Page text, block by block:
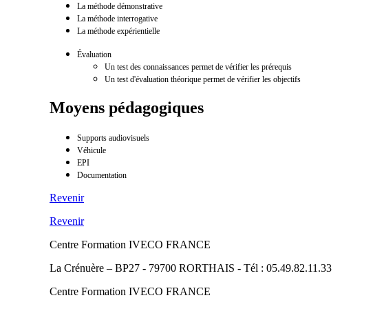
La méthode démonstrative
La méthode interrogative
La méthode expérientielle
Évaluation
Un test des connaissances permet de vérifier les prérequis
Un test d'évaluation théorique permet de vérifier les objectifs
Moyens pédagogiques
Supports audiovisuels
Véhicule
EPI
Documentation
Revenir
Revenir
Centre Formation IVECO FRANCE
La Crénuère – BP27 - 79700 RORTHAIS - Tél : 05.49.82.11.33
Centre Formation IVECO FRANCE